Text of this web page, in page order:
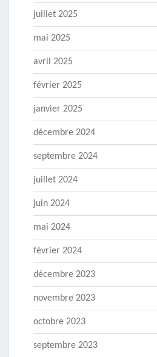
juillet 2025
mai 2025
avril 2025
février 2025
janvier 2025
décembre 2024
septembre 2024
juillet 2024
juin 2024
mai 2024
février 2024
décembre 2023
novembre 2023
octobre 2023
septembre 2023